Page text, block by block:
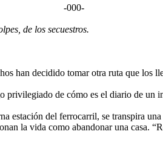
-000-
de los secuestros.
han decidido tomar otra ruta que los
de cómo es el diario de
estación del ferrocarril, se transpira
la vida como abandonar una casa.